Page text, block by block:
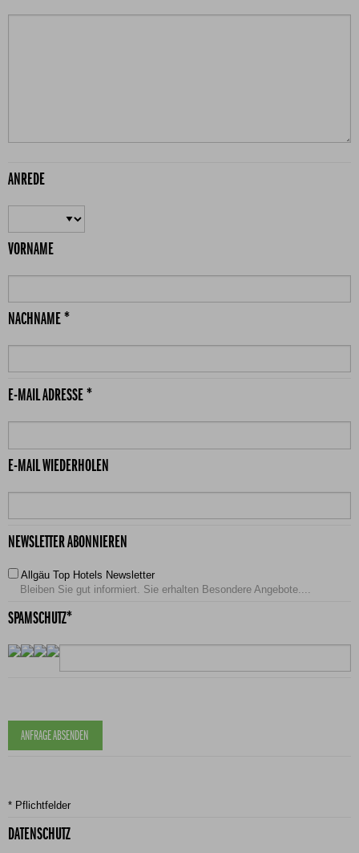
ANREDE
VORNAME
NACHNAME *
E-MAIL ADRESSE *
E-MAIL WIEDERHOLEN
NEWSLETTER ABONNIEREN
Allgäu Top Hotels Newsletter
Bleiben Sie gut informiert. Sie erhalten Besondere Angebote....
SPAMSCHUTZ*
* Pflichtfelder
DATENSCHUTZ